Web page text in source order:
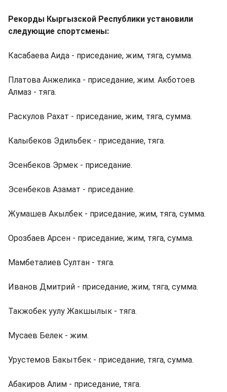
Рекорды Кыргызской Республики установили
следующие спортсмены:
Касабаева Аида - приседание, жим, тяга, сумма.
Платова Анжелика - приседание, жим. Акботоев
Алмаз - тяга.
Раскулов Рахат - приседание, жим, тяга, сумма.
Калыбеков Эдильбек - приседание, тяга.
Эсенбеков Эрмек - приседание.
Эсенбеков Азамат - приседание.
Жумашев Акылбек - приседание, жим, тяга, сумма.
Орозбаев Арсен - приседание, жим, тяга, сумма.
Мамбеталиев Султан - тяга.
Иванов Дмитрий - приседание, жим, тяга, сумма.
Такжобек уулу Жакшылык - тяга.
Мусаев Белек - жим.
Урустемов Бакытбек - приседание, тяга, сумма.
Абакиров Алим - приседание, тяга.